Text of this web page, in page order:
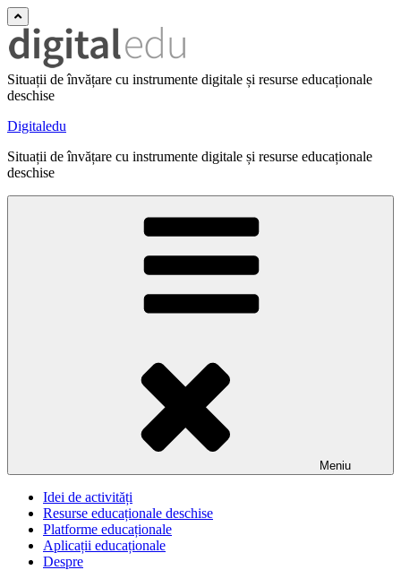
Situații de învățare cu instrumente digitale și resurse educaționale
deschise
Digitaledu
Situații de învățare cu instrumente digitale și resurse educaționale
deschise
Meniu
Idei de activități
Resurse educaționale deschise
Platforme educaționale
Aplicații educaționale
Despre